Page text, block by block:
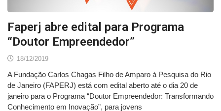
Faperj abre edital para Programa
“Doutor Empreendedor”
18/12/2019
A Fundação Carlos Chagas Filho de Amparo à Pesquisa do Rio
de Janeiro (FAPERJ) está com edital aberto até o dia 20 de
janeiro para o Programa “Doutor Empreendedor: Transformando
Conhecimento em Inovação”, para jovens